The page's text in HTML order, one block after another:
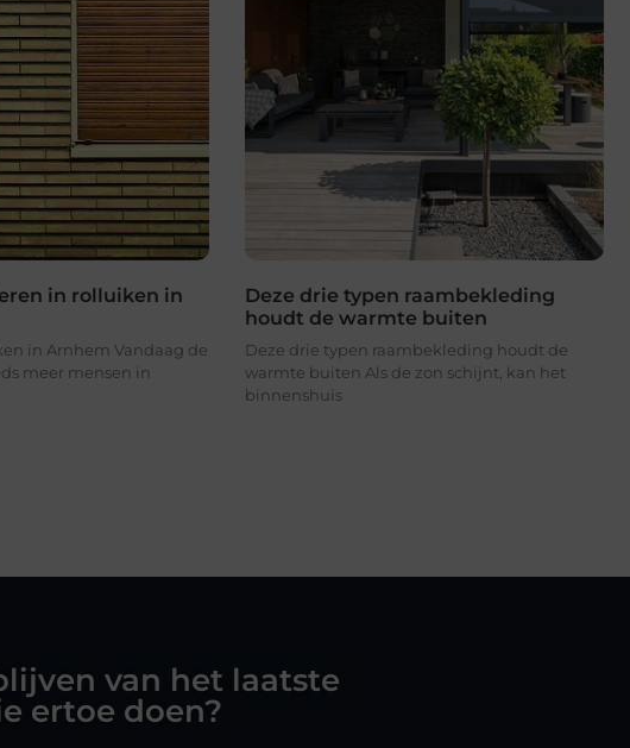
in rolluiken in
in Arnhem Vandaag de
meer mensen in
Deze drie typen raambekleding
houdt de warmte buiten
Deze drie typen raambekleding houdt de
warmte buiten Als de zon schijnt, kan het
binnenshuis
van het laatste
ertoe doen?